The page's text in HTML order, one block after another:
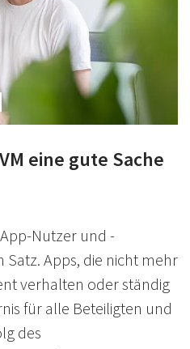
eine gute Sache
App-Nutzer und -
Satz. Apps, die nicht mehr
verhalten oder ständig
für alle Beteiligten und
des